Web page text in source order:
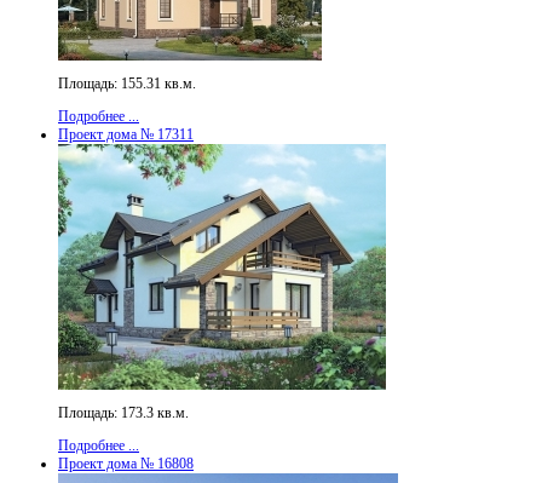
Площадь: 155.31 кв.м.
Подробнее ...
Проект дома № 17311
Площадь: 173.3 кв.м.
Подробнее ...
Проект дома № 16808